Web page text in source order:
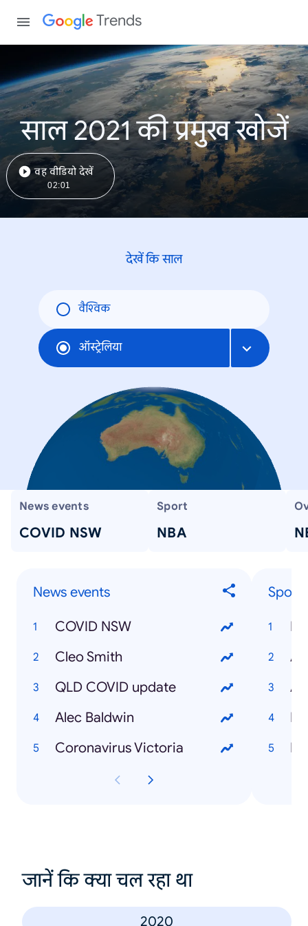
Trends
साल 2021 की प्रमुख खोजें
वह वीडियो देखें
02:01
देखें कि साल
वैश्विक
ऑस्ट्रेलिया
News events
COVID NSW
Sport
NBA
News events
COVID NSW
Cleo Smith
QLD COVID update
Alec Baldwin
Coronavirus Victoria
Sport
जानें कि क्या चल रहा था
2020